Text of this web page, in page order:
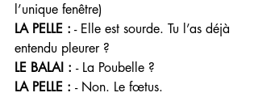
l’unique fenêtre)
LA PELLE : - Elle est sourde. Tu l’as déjà
entendu pleurer ?
LE BALAI : - La Poubelle ?
LA PELLE : - Non. Le fœtus.